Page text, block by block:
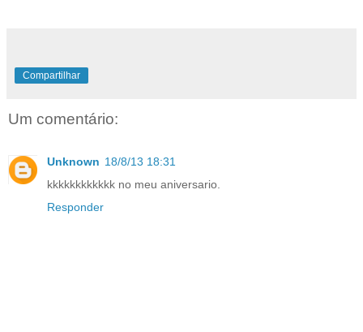
Compartilhar
Um comentário:
Unknown 18/8/13 18:31
kkkkkkkkkkkk no meu aniversario.
Responder